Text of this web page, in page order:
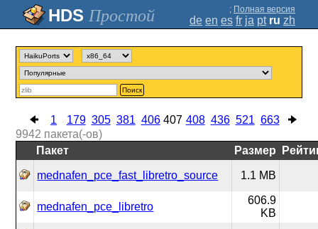
Простой ; Полная версия
de en es fr ja pt ru zh
Поиск
1 179 305 381 406 407 408 436 521 663
9942 пакета(-ов)
Пакет
Размер
mednafen_pce_fast_libretro_source 1.1 MB
mednafen_pce_libretro
606.9
KB